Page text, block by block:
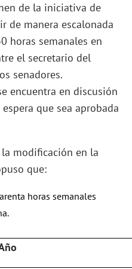
de la iniciativa de
de manera escalonada
horas semanales en
el secretario del
senadores.
encuentra en discusión
que sea aprobada
modificación en la
que:
horas semanales